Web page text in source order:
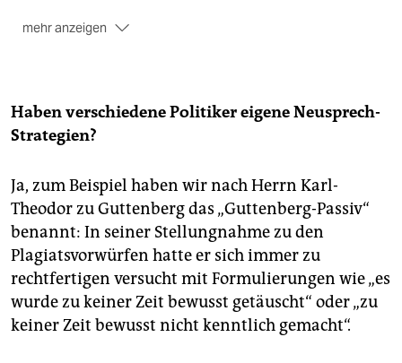
mehr anzeigen
und Abwesenheit von Konflikten assoziiert sind. Die
davon abgeleitete Harmonisierung nutzt die positive
Konnotation zur euphemistischen Umschreibung
gemeinsamem Niveau. Beispielweise bei der
Vereinheitlichung europäischer Vorschriften.
Gesellschaftliche Errungenschaften, die in einem
Land erzielt wurden, können mit der Begründung
abgeschafft werden, woanders gebe es sie auch
nicht. (…)
„BIOSPRIT“: Die Vorsilbe bio ist im Deutschen
reihenbildend, es gibt ein ganzes Rudel an stets
Haben verschiedene Politiker eigene Neusprech-
Strategien?
Ja, zum Beispiel haben wir nach Herrn Karl-
Theodor zu Guttenberg das „Guttenberg-Passiv“
benannt: In seiner Stellungnahme zu den
Plagiatsvorwürfen hatte er sich immer zu
rechtfertigen versucht mit Formulierungen wie „es
wurde zu keiner Zeit bewusst getäuscht“ oder „zu
keiner Zeit bewusst nicht kenntlich gemacht“.